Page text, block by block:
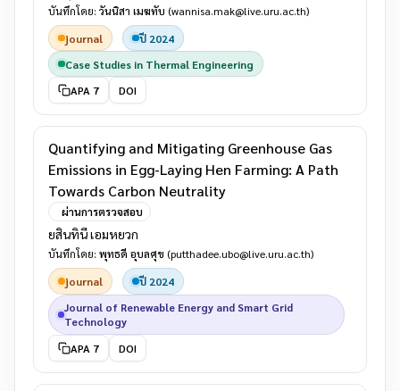
บันทึกโดย: วันนิสา เมฆทับ (wannisa.mak@live.uru.ac.th)
journal
ปี 2024
Case Studies in Thermal Engineering
APA 7
DOI
Quantifying and Mitigating Greenhouse Gas
Emissions in Egg-Laying Hen Farming: A Path
Towards Carbon Neutrality
ผ่านการตรวจสอบ
ยสินทินี เอมหยวก
บันทึกโดย: พุทธดี อุบลศุข (putthadee.ubo@live.uru.ac.th)
journal
ปี 2024
Journal of Renewable Energy and Smart Grid
Technology
APA 7
DOI